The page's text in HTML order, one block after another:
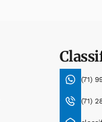
(71)
(71)